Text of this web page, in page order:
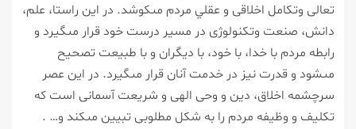
تعالى وتكامل اخلاقى و عقلي مردم مى‏كوشد. در اين راستا، علم،
دانش، صنعت وتكنولوژى در مسير درست خود قرار مى‏گيرد و
رابطه مردم با خدا، با خود، با ديگران و با طبيعت تصحيح
مى‏شود و قدرت نيز در خدمت آنان قرار مى‏گيرد. در اين عصر
سرچشمه اخلاق، دين و وحى الهى و شريعت آسمانى است كه
تكليف و وظيفه مردم را به شكل مطلوبى تبيين مى‏كند و… .